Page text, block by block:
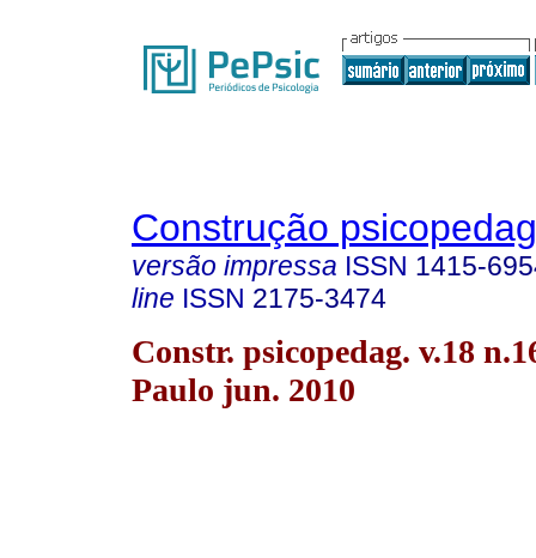
Construção
versão impressa ISSN 1415-
line ISSN 2175-3474
Constr. psicopedag. v.18
Paulo jun. 2010